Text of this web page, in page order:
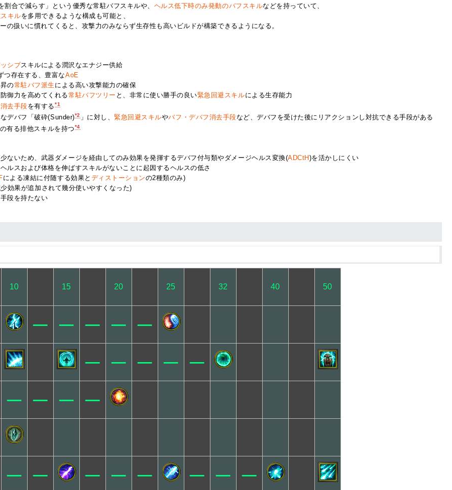
合で減らす」という優秀な常駐バフスキルや、 ヘルス低下時のみ発動のバフスキルなどを持っていて、
キルを多用できるような構成も可能と、
の扱いに慣れてくると、攻撃力のみならず生存性も高いビルドが構築できるようになる。
シブスキルによる潤沢なエナジー供給
つ存在する、豊富なAoE
の常駐バフ派生 による高い攻撃能力の確保
御力を高めてくれる常駐バフツリー と、非常に使い勝手の良い緊急回避スキルによる生存能力
去手段を有する*1
デバフ「破砕(Sunder)*2」に対し、緊急回避スキルやバフ・デバフ消去手段など、デバフを受けた後にリアクションし対抗できる手段がある
有る排他スキルを持つ*4
ないため、武器ダメージを経由してのみ効果を発揮するデバフ付与類やダメージヘルス変換(ADCtH)を活かしにくい
ルスおよび体格を伸ばすスキルがないことに起因するヘルスの低さ
による凍結に付随する効果と ディストーションの2種類のみ)
効果が追加されて幾分使いやすくなった)
段を持たない
10 15 20 25 32 40 50
─ ─ ─ ─ ─
─ ─ ─ ─ ─
─ ─ ─ ─
─ ─ ─ ─ ─ ─ ─ ─